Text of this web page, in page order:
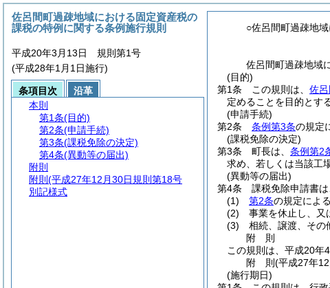
○佐呂間町過疎地
佐呂間町過疎地域
(目的)
第1条
この規則は、 佐
定めることを目的とする
(申請手続)
第2条
条例第3条の規定
(課税免除の決定)
第3条
町長は、 条例第2
求め、若しくは当該工
(異動等の届出)
第4条
課税免除申請書
(1)
第2条の規定によ
(2)
事業を休止し、又
(3)
相続、譲渡、その
附 則
この規則は、平成20年
附 則(平成27年
(施行期日)
佐呂間町過疎地域における固定資産税の
課税の特例に関する条例施行規則
平成20年3月13日 規則第1号
(平成28年1月1日施行)
条項目次
沿革
本則
第1条(目的)
第2条(申請手続)
第3条(課税免除の決定)
第4条(異動等の届出)
附則
附則 (平成27年12月30日規則第18号
別記様式